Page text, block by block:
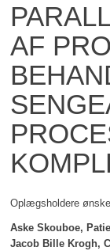
AF
Oplægsholdere
Aske Skouboe,
Jacob Bille Krogh,